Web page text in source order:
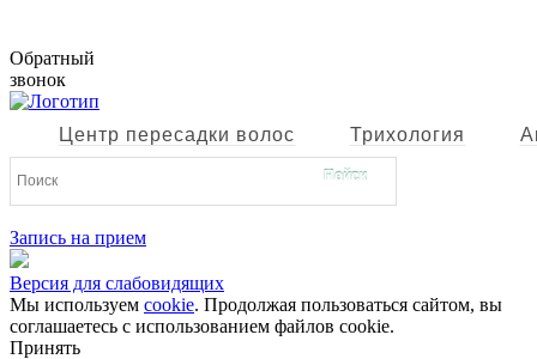
Обратный
звонок
Центр пересадки волос Трихология
Запись на прием
Версия для слабовидящих
Мы используем cookie. Продолжая пользоваться сайтом, вы
соглашаетесь с использованием файлов cookie.
Принять